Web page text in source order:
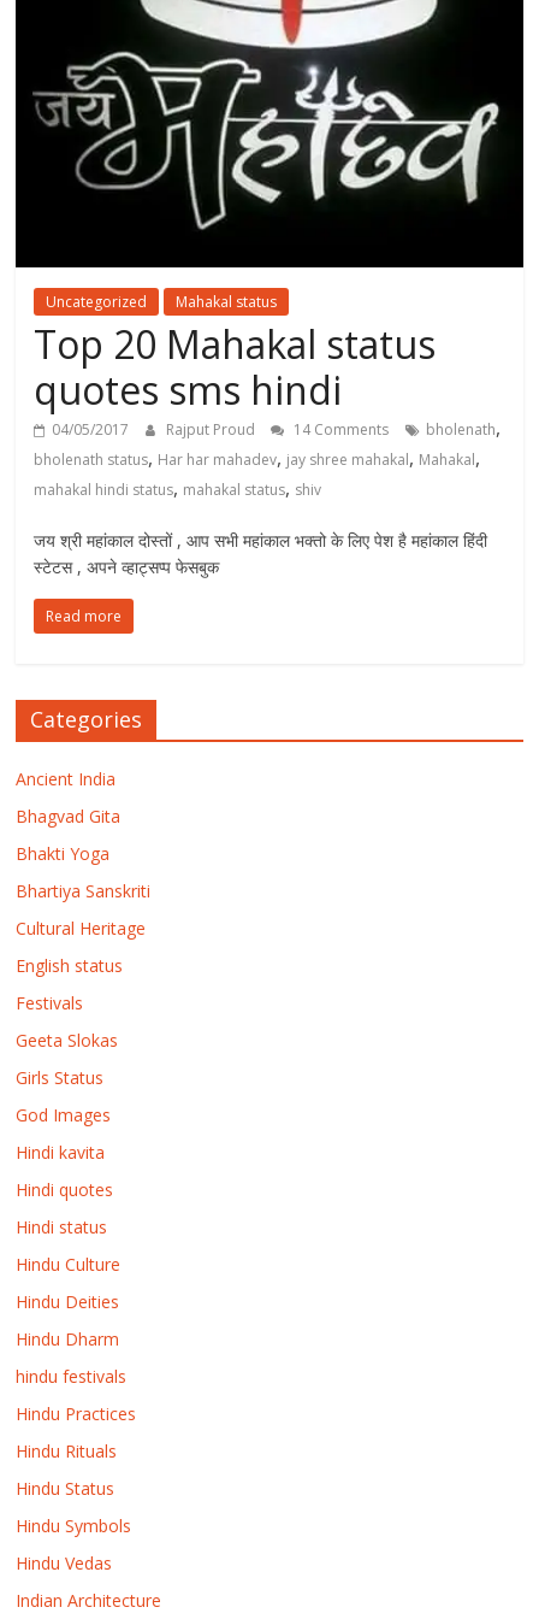
Uncategorized Mahakal status
Top 20 Mahakal status
quotes sms hindi
04/05/2017 Rajput Proud 14 Comments bholenath,
bholenath status, Har har mahadev, jay shree mahakal, Mahakal,
mahakal hindi status, mahakal status, shiv
जय श्री महांकाल दोस्तों , आप सभी महांकाल भक्तो के लिए पेश है महांकाल हिंदी
स्टेटस , अपने व्हाट्सप्प फेसबुक
Read more
Categories
Ancient India
Bhagvad Gita
Bhakti Yoga
Bhartiya Sanskriti
Cultural Heritage
English status
Festivals
Geeta Slokas
Girls Status
God Images
Hindi kavita
Hindi quotes
Hindi status
Hindu Culture
Hindu Deities
Hindu Dharm
hindu festivals
Hindu Practices
Hindu Rituals
Hindu Status
Hindu Symbols
Hindu Vedas
Indian Architecture